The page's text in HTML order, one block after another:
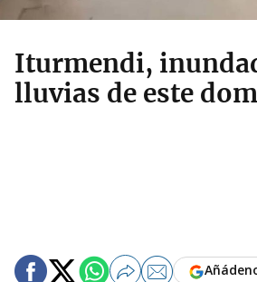
Iturmendi,
lluvias de este